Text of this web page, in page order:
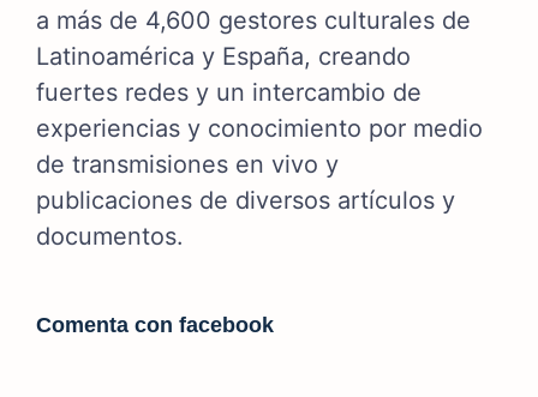
a más de 4,600 gestores culturales de
Latinoamérica y España, creando
fuertes redes y un intercambio de
experiencias y conocimiento por medio
de transmisiones en vivo y
publicaciones de diversos artículos y
documentos.
Comenta con facebook